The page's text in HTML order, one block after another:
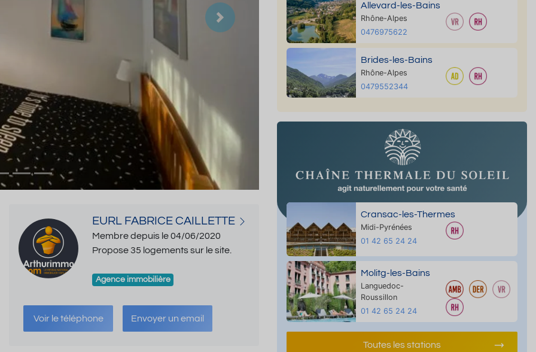
Suivant
EURL FABRICE CAILLETTE
Membre depuis le 04/06/2020
Propose 35 logements sur le site.
Agence immobilière
Voir le téléphone Envoyer un email
Allevard-les-Bains
Rhône-Alpes
0476975622
Brides-les-Bains
Rhône-Alpes
0479552344
Cransac-les-Thermes
Midi-Pyrénées
01 42 65 24 24
Molitg-les-Bains
Languedoc-
Roussillon
01 42 65 24 24
Toutes les stations